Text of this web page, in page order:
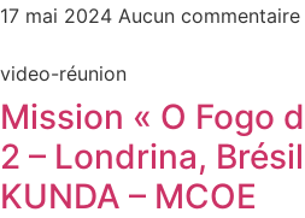
17 mai 2024 Aucun commentaire
video-réunion
Mission « O Fogo
2 – Londrina,
KUNDA – MCOE